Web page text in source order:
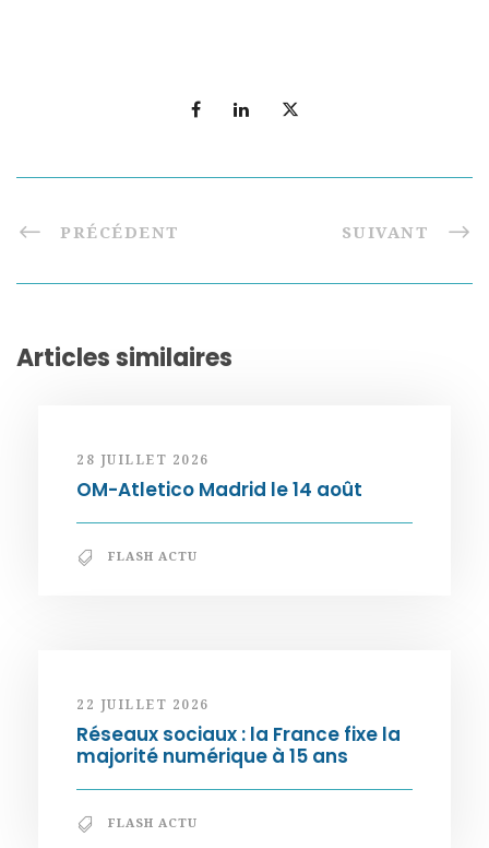
PRÉCÉDENT SUIVANT
Articles similaires
28 JUILLET 2026
OM-Atletico Madrid le 14 août
FLASH ACTU
22 JUILLET 2026
Réseaux sociaux : la France fixe la
majorité numérique à 15 ans
FLASH ACTU